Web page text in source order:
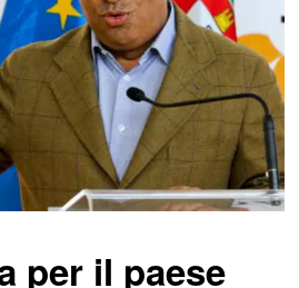
per il paese